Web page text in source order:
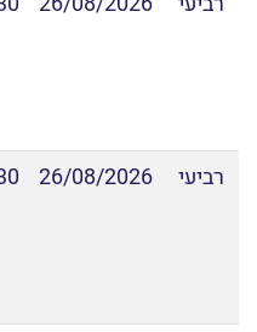
רביעי
26/08/2026